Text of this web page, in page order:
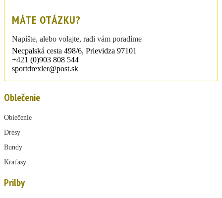
MÁTE OTÁZKU?
Napíšte, alebo volajte, radi vám poradíme
Necpalská cesta 498/6, Prievidza 97101
+421 (0)903 808 544
sportdrexler@post.sk
Oblečenie
Oblečenie
Dresy
Bundy
Kraťasy
Prilby